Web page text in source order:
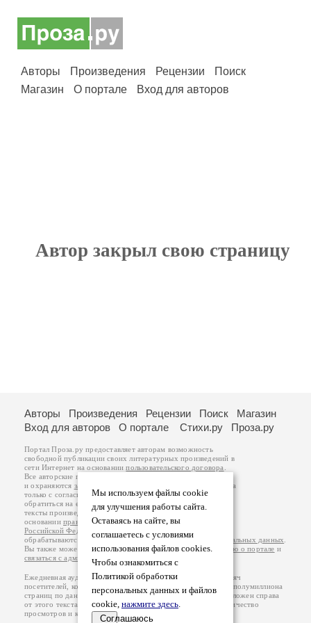
Авторы Произведения Рецензии
Поиск
Магазин
О портале Вход для авторов
Автор закрыл свою страницу
Мы используем файлы cookie
для улучшения работы сайта.
Оставаясь на сайте, вы
соглашаетесь с условиями
использования файлов cookies.
Чтобы ознакомиться с
Политикой обработки
персональных данных и файлов
cookie, нажмите здесь.
Соглашаюсь
Авторы Произведения Рецензии Поиск
Магазин
Вход для авторов
О портале Стихи.ру Проза.ру
Портал Проза.ру предоставляет авторам возможность
свободной публикации своих литературных произведений в
сети Интернет на основаниипользовательского договора
Все авторские права на произведения принадлежат авторам
и охраняются законом
. Перепечатка произведений возможна
только с согласия его автора, к которому вы можете
обратиться на его авторской странице. Ответственность за
тексты произведений авторы несут самостоятельно на
основанииправил публикацииизаконодательства
Российской Федерации
обрабатываются на основанииПолитики обработки персональных данных
Вы также можете посмотреть более подробнуюинформацию о портале и
связаться с администрацией
Ежедневная аудитория портала Проза.ру – порядка 100 тысяч
посетителей, которые в общей сумме просматривают более полумиллиона
страниц по данным счетчика посещаемости, который расположен справа
от этого текста. В каждой графе указано по две цифры: количество
просмотров и количество посетителей.